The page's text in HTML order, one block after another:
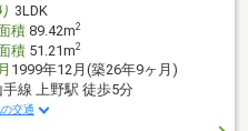
3LDK
積89.42m2
積51.21m2
1999年12月(築26年9ヶ月)
手線 上野駅 徒歩5分
交通